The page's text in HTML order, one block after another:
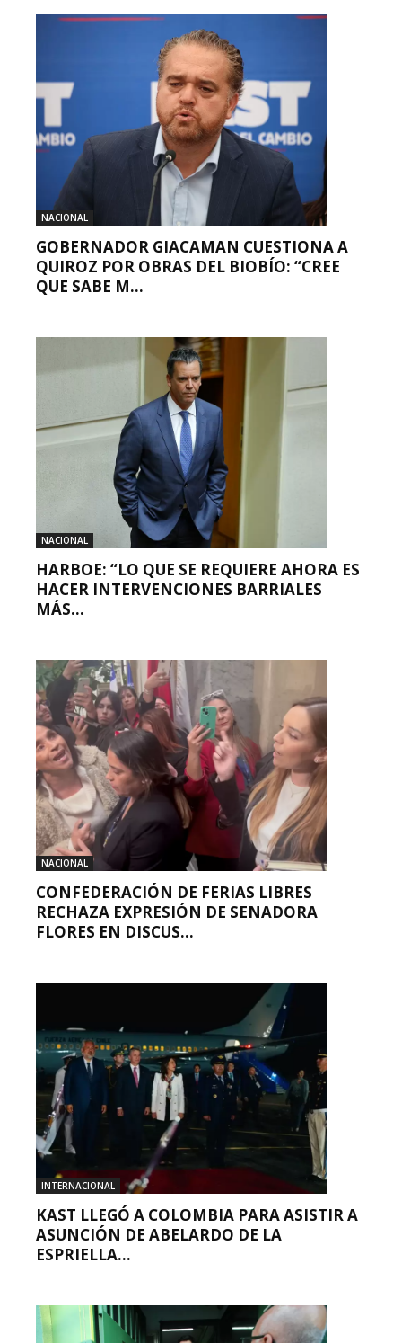
NACIONAL
GOBERNADOR GIACAMAN CUESTIONA A
QUIROZ POR OBRAS DEL BIOBÍO: “CREE
QUE SABE M...
NACIONAL
HARBOE: “LO QUE SE REQUIERE AHORA ES
HACER INTERVENCIONES BARRIALES
MÁS...
NACIONAL
CONFEDERACIÓN DE FERIAS LIBRES
RECHAZA EXPRESIÓN DE SENADORA
FLORES EN DISCUS...
INTERNACIONAL
KAST LLEGÓ A COLOMBIA PARA ASISTIR A
ASUNCIÓN DE ABELARDO DE LA
ESPRIELLA...